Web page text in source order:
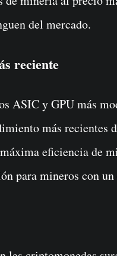
del mercado.
reciente
y GPU más
más
eficiencia de
para mineros con